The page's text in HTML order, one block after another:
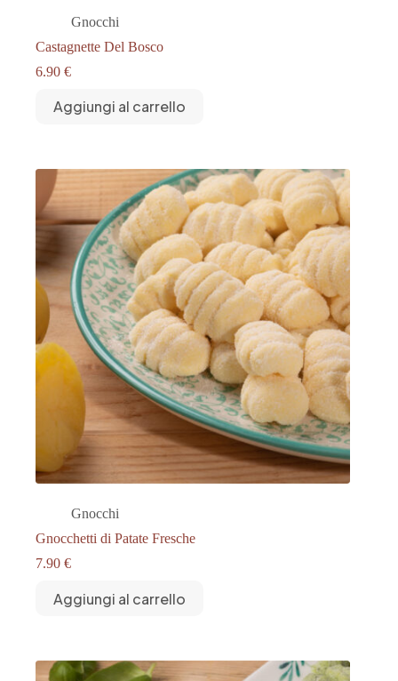
Gnocchi
Castagnette Del Bosco
6.90 €
Aggiungi al carrello
Gnocchi
Gnocchetti di Patate Fresche
7.90 €
Aggiungi al carrello